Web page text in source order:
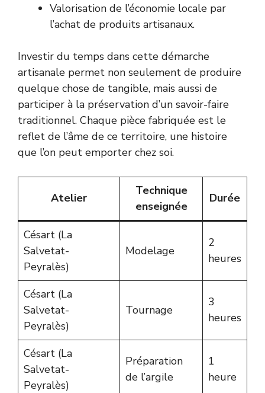
Valorisation de l’économie locale par
l’achat de produits artisanaux.
Investir du temps dans cette démarche
artisanale permet non seulement de produire
quelque chose de tangible, mais aussi de
participer à la préservation d’un savoir-faire
traditionnel. Chaque pièce fabriquée est le
reflet de l’âme de ce territoire, une histoire
que l’on peut emporter chez soi.
Atelier
Technique
enseignée
Durée
Césart (La
Salvetat-
Peyralès)
Modelage
2
heures
Césart (La
Salvetat-
Peyralès)
Tournage
3
heures
Césart (La
Salvetat-
Peyralès)
Préparation
de l’argile
1
heure